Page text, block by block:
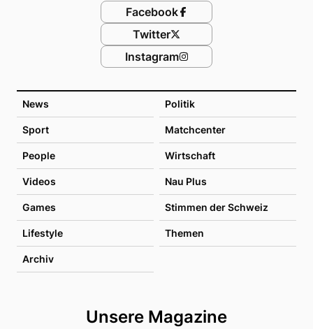
News Politik
Sport Matchcenter
People Wirtschaft
Videos Nau Plus
Games Stimmen der Schweiz
Lifestyle Themen
Archiv
Unsere Magazine
Facebook
Twitter
Instagram